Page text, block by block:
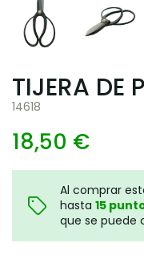
TIJERA DE
14618
18,50 €
Al comprar
hasta 15
que se puede